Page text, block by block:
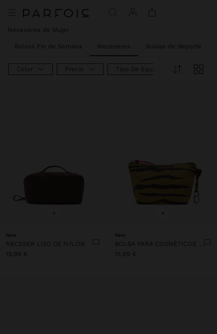
Neceseres de Mujer
Bolsos Fin de Semana Neceseres Bolsas de deporte
Color Precio Tipo De Equipaje
+
New
NECESER LISO DE NYLON
19,99 €
+
New
BOLSA PARA COSMÉTICOS DE NYLON ESTAMPADO ANIMAL
15,99 €